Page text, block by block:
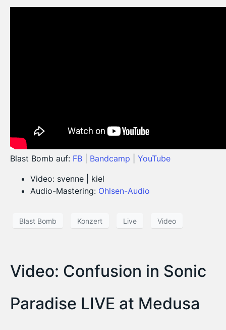
Blast Bomb auf: FB Bandcamp
YouTube
Video: svenne | kiel
Audio-Mastering: Ohlsen-Audio
Blast Bomb Konzert Live Video
Video: Confusion in Sonic
Paradise LIVE at Medusa